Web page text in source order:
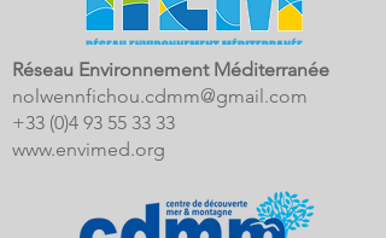
Réseau Environnement Méditerranée
nolwennfichou.cdmm@gmail.com
+33 (0)4 93 55 33 33
www.envimed.org